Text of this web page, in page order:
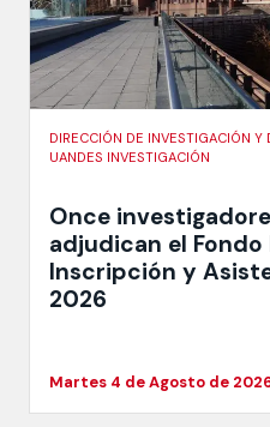
DIRECCIÓN DE INVESTIGACIÓN
UANDES INVESTIGACIÓN
Once
adjudican el Fondo
Inscripción y
2026
Martes 4 de Agosto de